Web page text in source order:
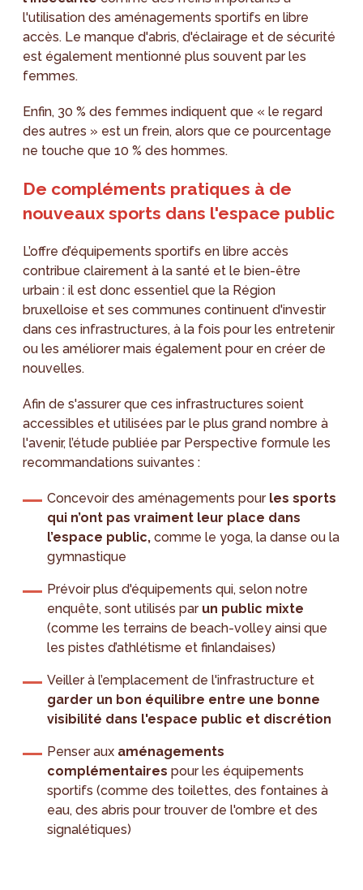
l'utilisation des aménagements sportifs en libre
accès. Le manque d'abris, d'éclairage et de sécurité
est également mentionné plus souvent par les
femmes.
Enfin, 30 % des femmes indiquent que « le regard
des autres » est un frein, alors que ce pourcentage
ne touche que 10 % des hommes.
De compléments pratiques à de
nouveaux sports dans l'espace public
L’offre d’équipements sportifs en libre accès
contribue clairement à la santé et le bien-être
urbain : il est donc essentiel que la Région
bruxelloise et ses communes continuent d'investir
dans ces infrastructures, à la fois pour les entretenir
ou les améliorer mais également pour en créer de
nouvelles.
Afin de s'assurer que ces infrastructures soient
accessibles et utilisées par le plus grand nombre à
l'avenir, l’étude publiée par Perspective formule les
recommandations suivantes :
Concevoir des aménagements pourles sports
qui n’ont pas vraiment leur place dans
l’espace public, comme le yoga, la danse ou la
gymnastique
Prévoir plus d'équipements qui, selon notre
enquête, sont utilisés par un public mixte
(comme les terrains de beach-volley ainsi que
les pistes d’athlétisme et finlandaises)
Veiller à l’emplacement de l'infrastructure et
garder un bon équilibre entre une bonne
visibilité dans l'espace public et discrétion
Penser aux aménagements
complémentaires pour les équipements
sportifs (comme des toilettes, des fontaines à
eau, des abris pour trouver de l'ombre et des
signalétiques)